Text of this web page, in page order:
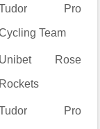
Pro
Team
Unibet Rose
Rockets
Pro